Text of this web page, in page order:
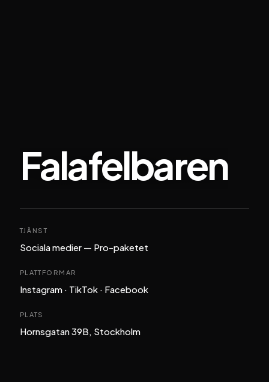
Falafelbaren
TJÄNST
Sociala medier — Pro-paketet
PLATTFORMAR
Instagram · TikTok · Facebook
PLATS
Hornsgatan 39B, Stockholm